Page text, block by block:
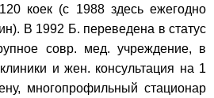
коек (с 1988 здесь ежегодно
В 1992 Б. переведена в статус
совр. мед. учреждение, в
и жен. консультация на 1
многопрофильный стационар